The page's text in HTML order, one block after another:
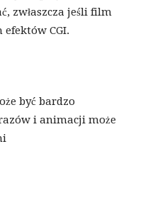
zwłaszcza jeśli film
CGI.
być bardzo
i animacji może